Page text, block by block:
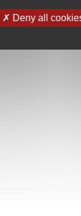
Deny all